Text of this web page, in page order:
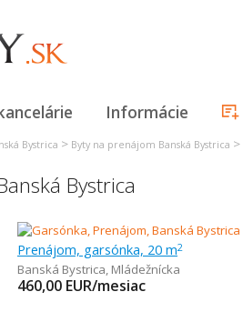
Informácie
Bystrica > Byty na prenájom Banská Bystrica >
Bystrica
Prenájom, garsónka, 20 m2
Banská Bystrica, Mládežnícka
460,00 EUR/mesiac